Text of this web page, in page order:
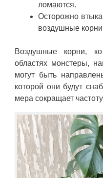
ломаются.
Осторожно
воздушные
Воздушные корни,
областях монстеры,
могут быть
которой они будут
мера сокращает